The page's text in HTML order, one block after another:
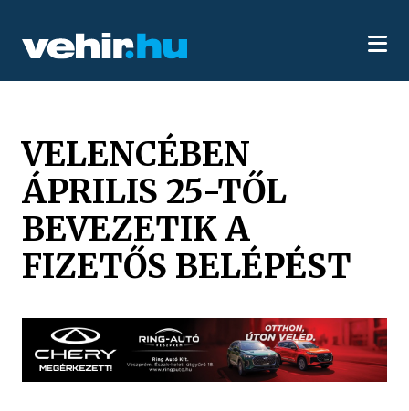
VELENCÉBEN
ÁPRILIS 25-TŐL
BEVEZETIK A
FIZETŐS BELÉPÉST